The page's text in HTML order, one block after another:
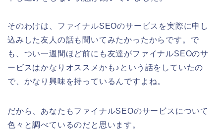
そのわけは、ファイナルSEOのサービスを実際に申し
込みした友人の話も聞いてみたかったからです。で
も、つい一週間ほど前にも友達がファイナルSEOのサ
ービスはかなりオススメかも♪という話をしていたの
で、かなり興味を持っているんですよね。
だから、あなたもファイナルSEOのサービスについて
色々と調べているのだと思います。